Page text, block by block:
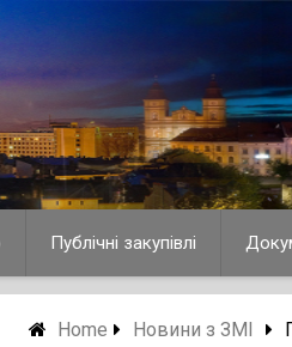
Публічні закупівлі
Home Новини з ЗМІ